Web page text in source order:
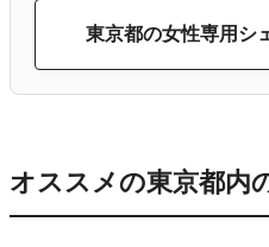
東京都の女性専用
オススメの東京都内